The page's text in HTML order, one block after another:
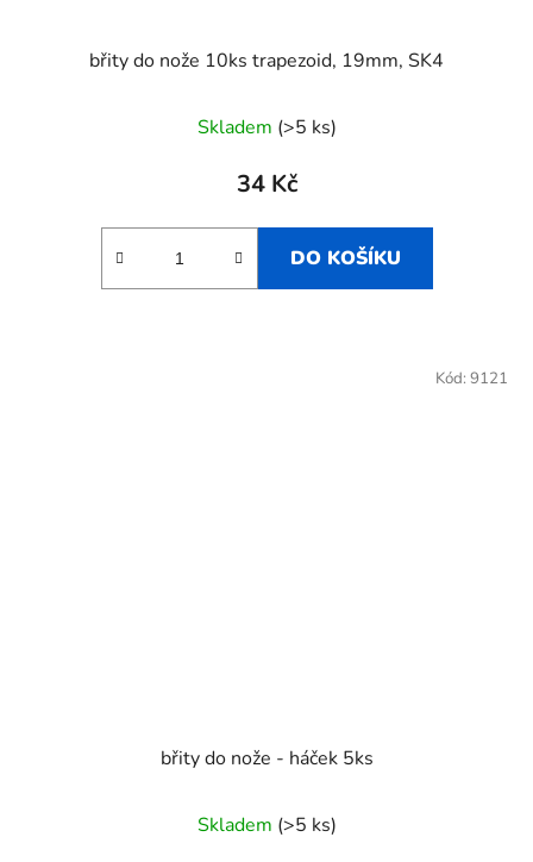
břity do nože 10ks trapezoid, 19mm, SK4
Skladem (>5 ks)
34 Kč
DO KOŠÍKU
břity do nože - háček 5ks
Skladem (>5 ks)
Kód: 9121